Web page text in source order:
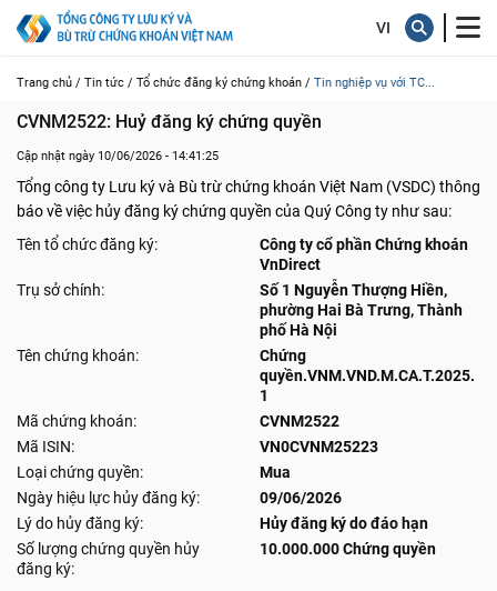
Trang chủ / Tin tức / Tổ chức đăng ký chứng khoán / Tin nghiệp vụ với TC...
CVNM2522: Huỷ đăng ký chứng quyền
Cập nhật ngày 10/06/2026 - 14:41:25
Tổng công ty Lưu ký và Bù trừ chứng khoán Việt Nam (VSDC) thông
báo về việc hủy đăng ký chứng quyền của Quý Công ty như sau:
Tên tổ chức đăng ký:
Công ty cổ phần Chứng khoán
VnDirect
Trụ sở chính:
Số 1 Nguyễn Thượng Hiền,
phường Hai Bà Trưng, Thành
phố Hà Nội
Tên chứng khoán:
Chứng
quyền.VNM.VND.M.CA.T.2025.
1
Mã chứng khoán:
CVNM2522
Mã ISIN:
VN0CVNM25223
Loại chứng quyền:
Mua
Ngày hiệu lực hủy đăng ký:
09/06/2026
Lý do hủy đăng ký:
Hủy đăng ký do đáo hạn
Số lượng chứng quyền hủy
đăng ký:
10.000.000 Chứng quyền